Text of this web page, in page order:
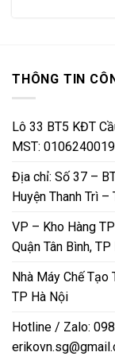
THÔNG TIN
Lô 33 BT5 KĐT
MST: 0106240019
Địa chỉ: Số 37 –
Huyện Thanh Trì
VP – Kho Hàng
Quận Tân Bình, TP
Nhà Máy Chế Tạo
TP Hà Nội
Hotline / Zalo: